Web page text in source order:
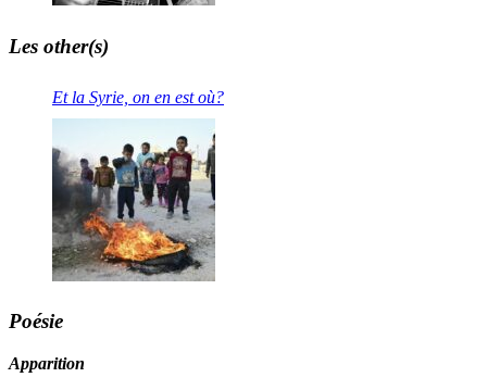
Les other(s)
Et la Syrie, on en est où?
Poésie
Apparition